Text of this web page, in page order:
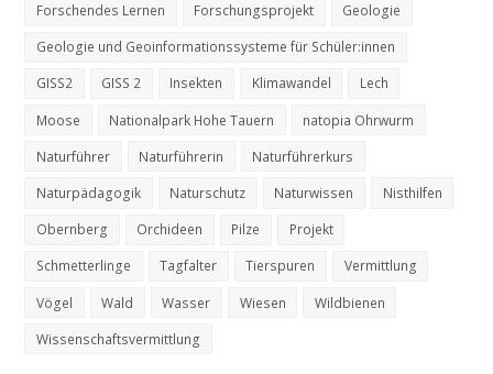
Forschendes Lernen
Forschungsprojekt
Geologie
Geologie und Geoinformationssysteme für Schüler:innen
GISS2
GISS 2 Insekten Klimawandel
Lech
Moose
Nationalpark Hohe Tauern
natopia Ohrwurm
Naturführer
Naturführerin
Naturführerkurs
Naturpädagogik
Naturschutz Naturwissen
Nisthilfen
Obernberg
Orchideen Pilze
Projekt
Schmetterlinge
Tagfalter Tierspuren
Vermittlung
Vögel
Wald Wasser Wiesen
Wildbienen
Wissenschaftsvermittlung